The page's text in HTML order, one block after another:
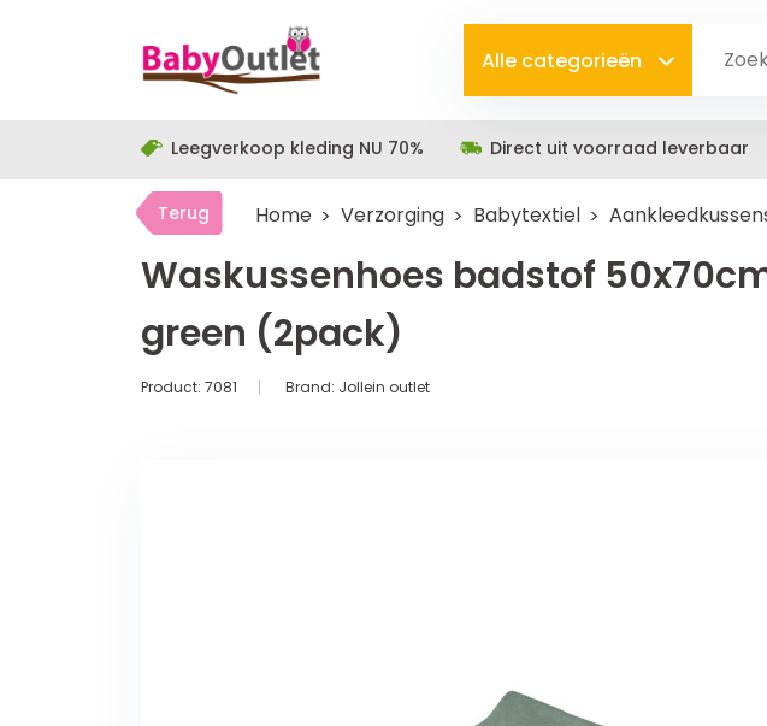
Alle categorieën
Leegverkoop kleding NU 70% Direct uit voorraad leverbaar
Terug Home Verzorging Babytextiel
Waskussenhoes badstof
green (2pack)
Product: 7081 Brand: Jollein outlet